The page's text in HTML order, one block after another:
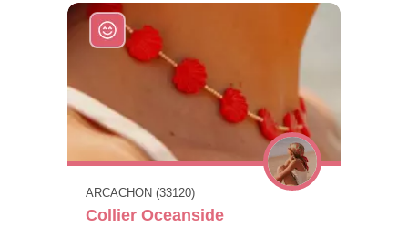
ARCACHON (33120)
Collier Oceanside